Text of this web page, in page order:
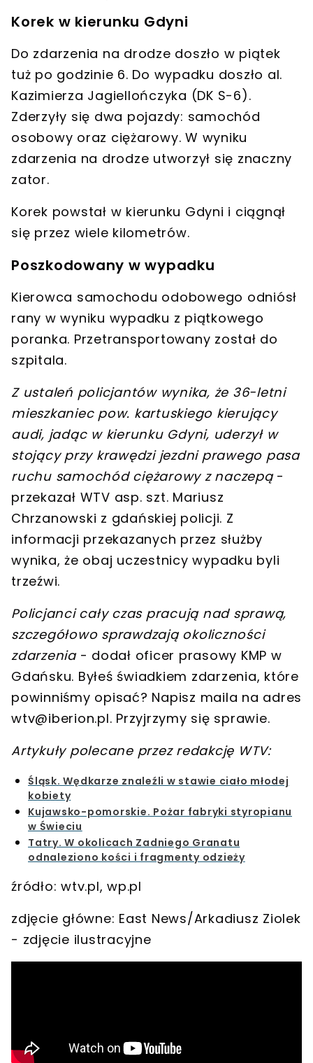
Korek w kierunku Gdyni
Do zdarzenia na drodze doszło w piątek
tuż po godzinie 6. Do wypadku doszło al.
Kazimierza Jagiellończyka (DK S-6).
Zderzyły się dwa pojazdy: samochód
osobowy oraz ciężarowy. W wyniku
zdarzenia na drodze utworzył się znaczny
zator.
Korek powstał w kierunku Gdyni i ciągnął
się przez wiele kilometrów.
Poszkodowany w wypadku
Kierowca samochodu odobowego odniósł
rany w wyniku wypadku z piątkowego
poranka. Przetransportowany został do
szpitala.
Z ustaleń policjantów wynika, że 36-letni
mieszkaniec pow. kartuskiego kierujący
audi, jadąc w kierunku Gdyni, uderzył w
stojący przy krawędzi jezdni prawego pasa
ruchu samochód ciężarowy z naczepą-
przekazał WTV asp. szt. Mariusz
Chrzanowski z gdańskiej policji. Z
informacji przekazanych przez służby
wynika, że obaj uczestnicy wypadku byli
trzeźwi.
Policjanci cały czas pracują nad sprawą,
szczegółowo sprawdzają okoliczności
zdarzenia- dodał oficer prasowy KMP w
Gdańsku. Byłeś świadkiem zdarzenia, które
powinniśmy opisać? Napisz maila na adres
wtv@iberion.pl. Przyjrzymy się sprawie.
Artykuły polecane przez redakcję WTV:
Śląsk. Wędkarze znaleźli w stawie ciało młodej
kobiety
Kujawsko-pomorskie. Pożar fabryki styropianu
w Świeciu
Tatry. W okolicach Zadniego Granatu
odnaleziono kości i fragmenty odzieży
źródło: wtv.pl, wp.pl
zdjęcie główne: East News/Arkadiusz Ziolek
- zdjęcie ilustracyjne